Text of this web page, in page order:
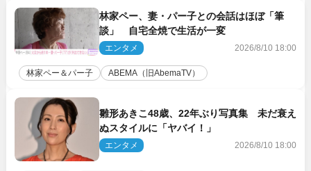
林家ペー、妻・パー子との会話はほぼ「筆
談」 自宅全焼で生活が一変
エンタメ 2026/8/10 18:00
林家ペー＆パー子 ABEMA（旧AbemaTV）
雛形あきこ48歳、22年ぶり写真集 未だ衰え
ぬスタイルに「ヤバイ！」
エンタメ 2026/8/10 18:00